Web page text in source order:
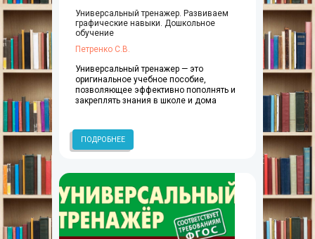
Универсальный тренажер. Развиваем
графические навыки. Дошкольное
обучение
Петренко С.В.
Универсальный тренажер — это
оригинальное учебное пособие,
позволяющее эффективно пополнять и
закреплять знания в школе и дома
ПОДРОБНЕЕ